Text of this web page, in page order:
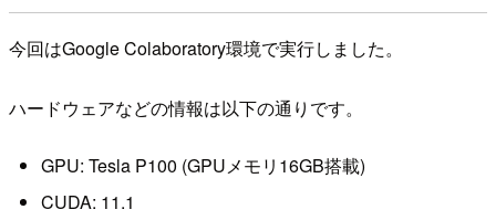
今回はGoogle Colaboratory環境で実行しました。
ハードウェアなどの情報は以下の通りです。
GPU: Tesla P100 (GPUメモリ16GB搭載)
CUDA: 11.1